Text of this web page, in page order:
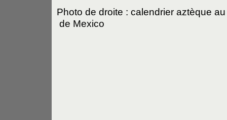
Photo de droite : calendrier aztèque
de Mexico